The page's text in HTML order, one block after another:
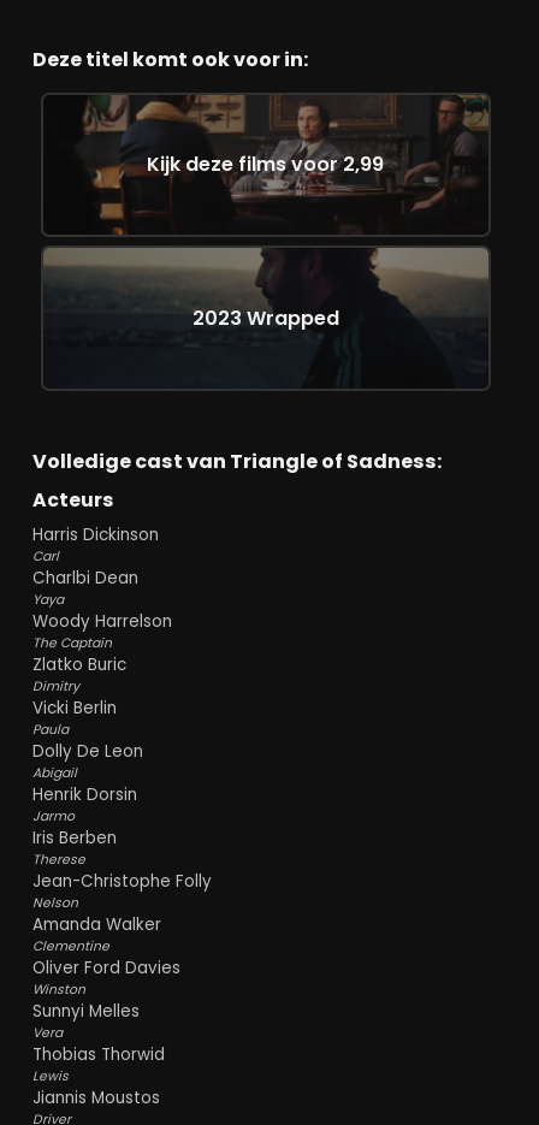
Deze titel komt ook voor in:
Kijk deze films voor 2,99
2023 Wrapped
Volledige cast van Triangle of Sadness:
Acteurs
Harris Dickinson
Carl
Charlbi Dean
Yaya
Woody Harrelson
The Captain
Zlatko Buric
Dimitry
Vicki Berlin
Paula
Dolly De Leon
Abigail
Henrik Dorsin
Jarmo
Iris Berben
Therese
Jean-Christophe Folly
Nelson
Amanda Walker
Clementine
Oliver Ford Davies
Winston
Sunnyi Melles
Vera
Thobias Thorwid
Lewis
Jiannis Moustos
Driver